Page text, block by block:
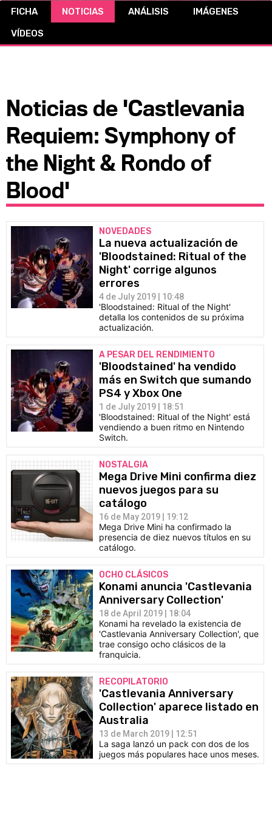
CÓMICS
FICHA NOTICIAS ANÁLISIS
IMÁGENES
VÍDEOS
Noticias de 'Castlevania
Requiem: Symphony of
the Night & Rondo of
Blood'
NOVEDADES
La nueva actualización de
'Bloodstained: Ritual of the
Night' corrige algunos
errores
4 de July 2019 | 10:48
'Bloodstained: Ritual of the Night'
detalla los contenidos de su próxima
actualización.
A PESAR DEL RENDIMIENTO
'Bloodstained' ha vendido
más en Switch que sumando
PS4 y Xbox One
1 de July 2019 | 18:51
'Bloodstained: Ritual of the Night' está
vendiendo a buen ritmo en Nintendo
Switch.
NOSTALGIA
Mega Drive Mini confirma diez
nuevos juegos para su
catálogo
16 de May 2019 | 19:12
Mega Drive Mini ha confirmado la
presencia de diez nuevos títulos en su
catálogo.
OCHO CLÁSICOS
Konami anuncia 'Castlevania
Anniversary Collection'
18 de April 2019 | 18:04
Konami ha revelado la existencia de
'Castlevania Anniversary Collection', que
trae consigo ocho clásicos de la
franquicia.
RECOPILATORIO
'Castlevania Anniversary
Collection' aparece listado en
Australia
13 de March 2019 | 12:51
La saga lanzó un pack con dos de los
juegos más populares hace unos meses.